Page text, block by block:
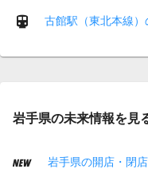
古館駅（東北本線）
岩手県の未来情報を見
岩手県の開店・閉